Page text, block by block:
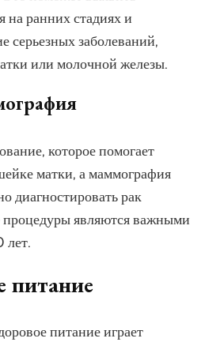
ранних стадиях и
серьезных заболеваний,
или молочной железы.
которое помогает
матки, а маммография
диагностировать рак
являются важными
лет.
питание
питание играет